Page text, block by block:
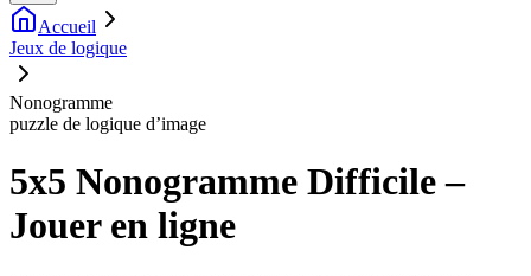
Accueil
Jeux de logique
Nonogramme
puzzle de logique d’image
5x5 Nonogramme Difficile –
Jouer en ligne